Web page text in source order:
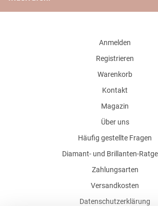
Anmelden
Registrieren
Warenkorb
Kontakt
Magazin
Über uns
Häufig gestellte Fragen
Diamant- und Brillanten-
Zahlungsarten
Versandkosten
Datenschutzerklärung